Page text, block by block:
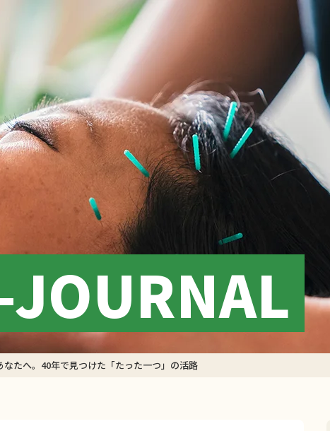
なたへ。40年で見つけた「たった一つ」の活路